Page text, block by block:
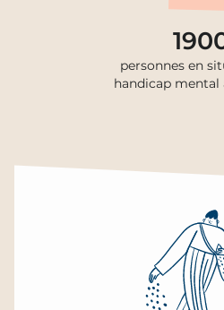
personnes en
handicap mental